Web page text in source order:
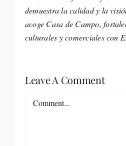
demuestra la calidad y la
acoge Casa de Campo,
culturales y comerciales con
Leave A Comment